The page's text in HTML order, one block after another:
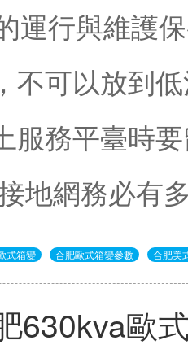
運行與維護
不可以放到
服務平臺時
地網務必有
式箱變 合肥歐式箱變參數 合肥美
630kva歐